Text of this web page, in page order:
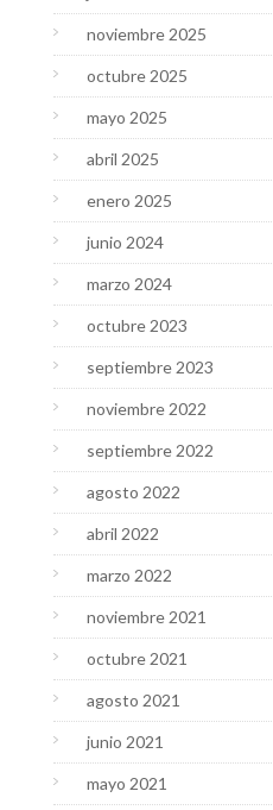
noviembre 2025
octubre 2025
mayo 2025
abril 2025
enero 2025
junio 2024
marzo 2024
octubre 2023
septiembre 2023
noviembre 2022
septiembre 2022
agosto 2022
abril 2022
marzo 2022
noviembre 2021
octubre 2021
agosto 2021
junio 2021
mayo 2021